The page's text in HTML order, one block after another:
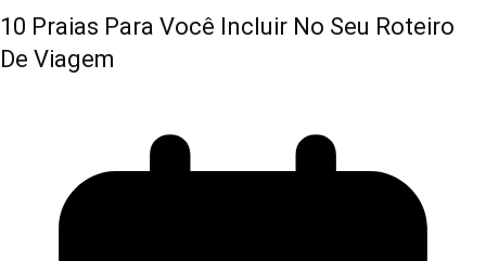
10 Praias Para Você Incluir No Seu Roteiro
De Viagem